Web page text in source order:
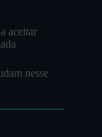
aceitar
nesse